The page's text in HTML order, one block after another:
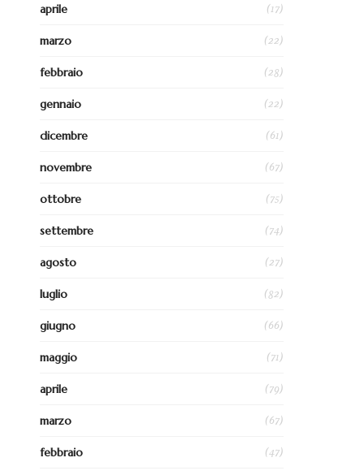
aprile (17)
marzo (22)
febbraio (28)
gennaio (22)
dicembre (61)
novembre (67)
ottobre (75)
settembre (74)
agosto (27)
luglio (82)
giugno (66)
maggio (71)
aprile (79)
marzo (67)
febbraio (47)